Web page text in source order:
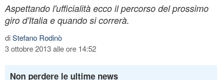
Aspettando l'ufficialità ecco il percorso del prossimo
giro d'Italia e quando si correrà.
diStefano Rodinò
3 ottobre 2013 alle ore 14:52
Non perdere le ultime news